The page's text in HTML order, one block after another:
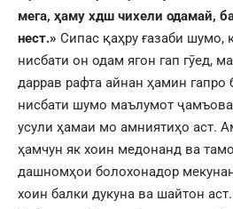
мега, ҳаму хдш чихели одамай,
нест.» Сипас қаҳру ғазаби
нисбати он одам ягон гап гӯед,
даррав рафта айнан ҳамин гапро
нисбати шумо маълумот
усули ҳамаи мо амниятиҳо аст.
ҳамчун як хоин медонанд ва
дашномҳои болохонадор
хоин балки дукуна ва шайтон аст.